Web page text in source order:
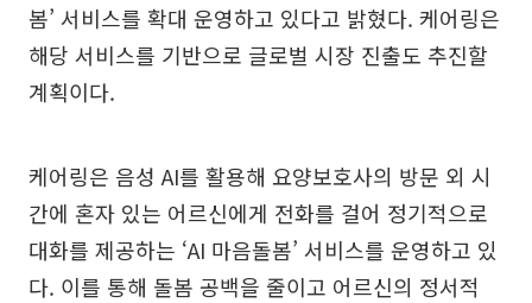
봄’ 서비스를 확대 운영하고 있다고 밝혔다. 케어링은
해당 서비스를 기반으로 글로벌 시장 진출도 추진할
계획이다.
케어링은 음성 AI를 활용해 요양보호사의 방문 외 시
간에 혼자 있는 어르신에게 전화를 걸어 정기적으로
대화를 제공하는 ‘AI 마음돌봄’ 서비스를 운영하고 있
다. 이를 통해 돌봄 공백을 줄이고 어르신의 정서적